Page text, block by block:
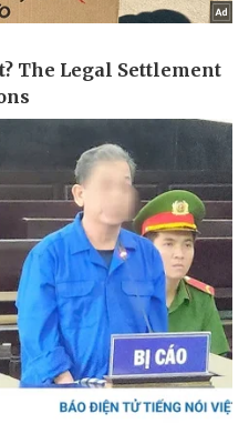
Ô tô - Xe máy
Ô tô
Xe máy
Tư vấn